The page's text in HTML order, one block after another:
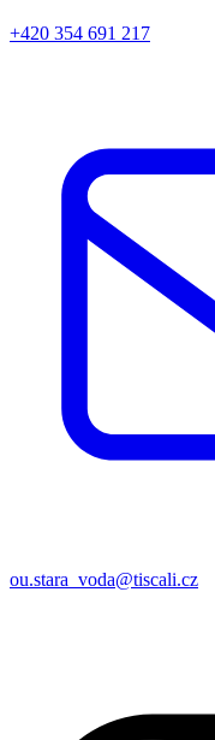
+420 354 691 217
ou.stara_voda@tiscali.cz